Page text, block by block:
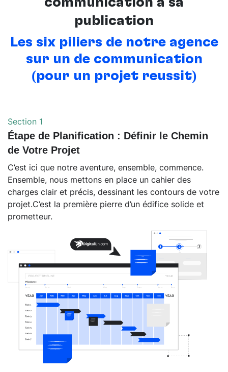
publication
Les six piliers de notre agence
sur un de communication
(pour un projet réussit)
Section 1
Étape de Planification : Définir le Chemin
de Votre Projet
C’est ici que notre aventure, ensemble, commence.
Ensemble, nous mettons en place un cahier des
charges clair et précis, dessinant les contours de votre
projet.C’est la première pierre d’un édifice solide et
prometteur.